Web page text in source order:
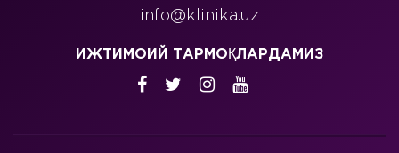
info@klinika.uz
ИЖТИМОИЙ ТАРМОҚЛАРДАМИЗ